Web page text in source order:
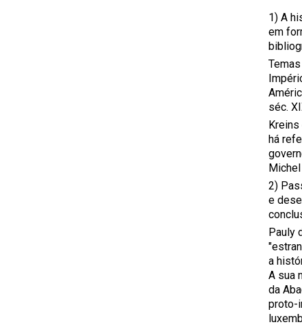
1) A
em
séc.
Kreins
há
Michel
2)
e
Pauly
a
A sua
da
proto-